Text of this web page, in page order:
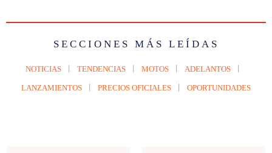
SECCIONES MÁS LEÍDAS
NOTICIAS TENDENCIAS MOTOS ADELANTOS
LANZAMIENTOS PRECIOS OFICIALES OPORTUNIDADES